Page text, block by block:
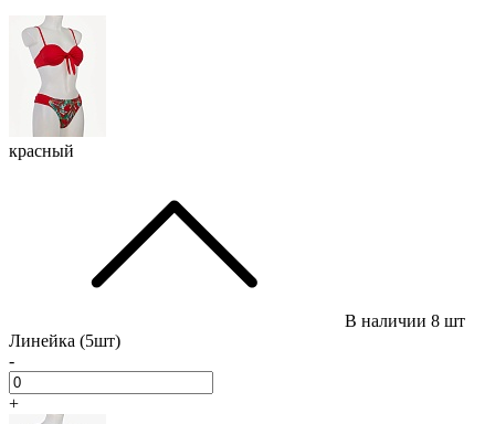
красный
В наличии 8 шт
Линейка (5шт)
-
+